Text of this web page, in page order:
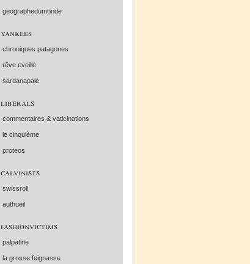
geographedumonde
yankees
chroniques patagones
rêve eveillé
sardanapale
liberals
commentaires & vaticinations
le cinquième
proteos
calvinists
swissroll
authueil
fashionvictims
palpatine
la grosse feignasse